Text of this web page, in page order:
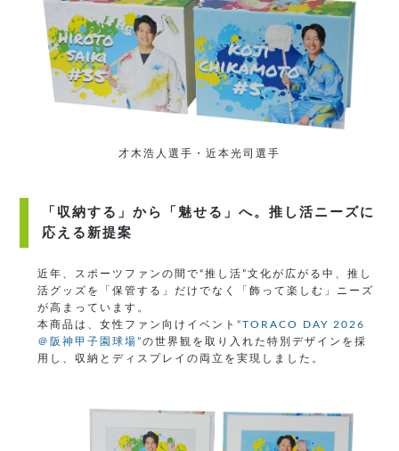
才木浩人選手・近本光司選手
「収納する」から「魅せる」へ。推し活ニーズに
応える新提案
近年、スポーツファンの間で“推し活”文化が広がる中、推し
活グッズを「保管する」だけでなく「飾って楽しむ」ニーズ
が高まっています。
本商品は、女性ファン向けイベント“TORACO DAY 2026
＠阪神甲子園球場”の世界観を取り入れた特別デザインを採
用し、収納とディスプレイの両立を実現しました。